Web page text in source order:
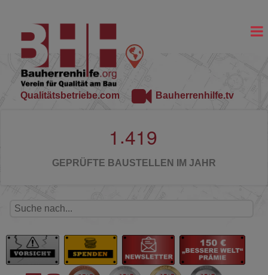
Qualitätsbetriebe.com Bauherrenhilfe.tv
1 .419
GEPRÜFTE BAUSTELLEN IM JAHR